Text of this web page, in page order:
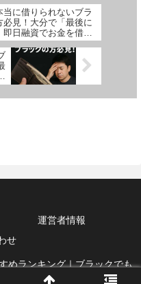
当に借りられないブラ
必見！大分で「最後に
日融資でお金を借り
紹介！
運営者情報
せ
めランキング｜ブラックでも
融資